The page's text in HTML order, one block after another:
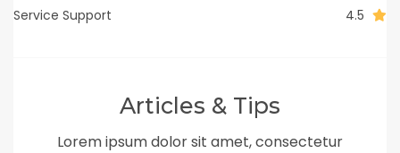
Service Support 4.5
Articles & Tips
Lorem ipsum dolor sit amet, consectetur